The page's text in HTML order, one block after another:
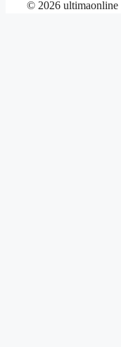
© 2026 ultimaonline